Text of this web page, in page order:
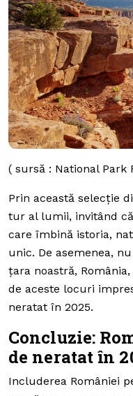
( sursă : National Park
Prin această selecție
tur al lumii, invitând
care îmbină istoria,
unic. De asemenea,
țara noastră,
de aceste locuri
neratat în 2025.
Concluzie:
de neratat în
Includerea României